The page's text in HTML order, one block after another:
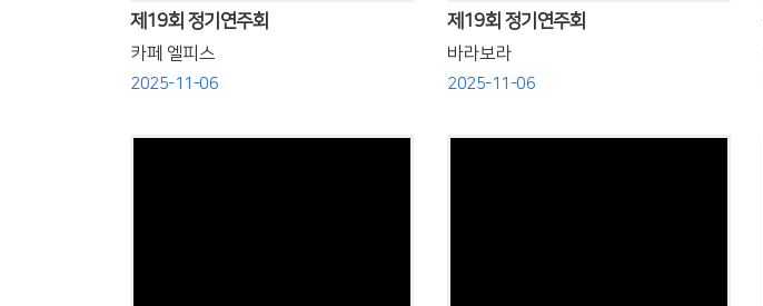
제19회 정기연주회
카페 엘피스
2025-11-06
제19회 정기연주회
바라보라
2025-11-06